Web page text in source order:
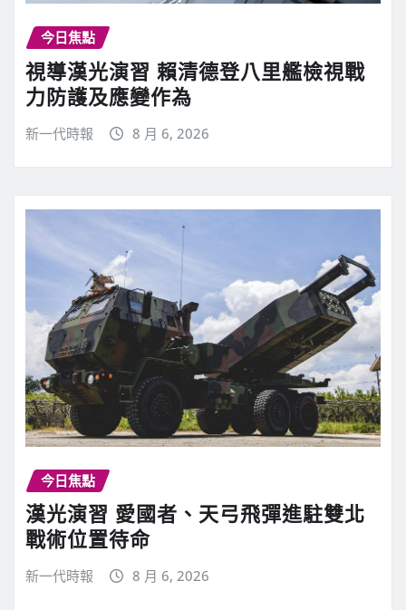
今日焦點
視導漢光演習 賴清德登八里艦檢視戰
力防護及應變作為
新一代時報 8 月 6, 2026
今日焦點
漢光演習 愛國者、天弓飛彈進駐雙北
戰術位置待命
新一代時報 8 月 6, 2026